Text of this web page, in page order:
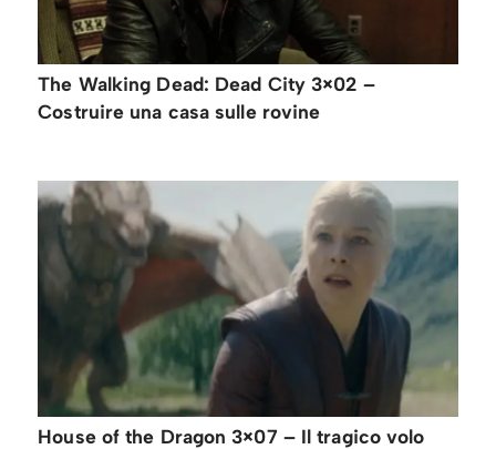
The Walking Dead: Dead City 3×02 –
Costruire una casa sulle rovine
House of the Dragon 3×07 – Il tragico volo